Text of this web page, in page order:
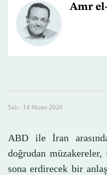
Amr
Salı - 14 Nisan 2026
ABD ile İran
doğrudan müzakereler,
sona erdirecek bir